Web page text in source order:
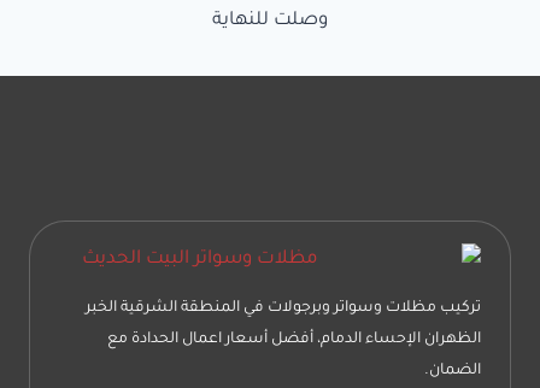
جوال:0533038309
وصلت للنهاية
تركيب مظلات وسواتر وبرجولات في المنطقة الشرقية الخبر
الظهران الإحساء الدمام، أفضل أسعار اعمال الحدادة مع
الضمان.